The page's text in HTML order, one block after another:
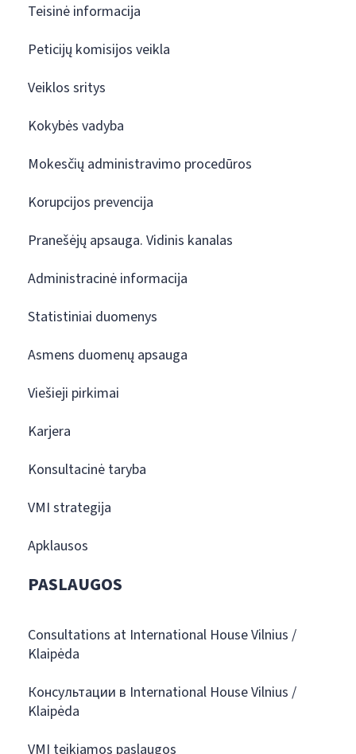
Teisinė informacija
Peticijų komisijos veikla
Veiklos sritys
Kokybės vadyba
Mokesčių administravimo procedūros
Korupcijos prevencija
Pranešėjų apsauga. Vidinis kanalas
Administracinė informacija
Statistiniai duomenys
Asmens duomenų apsauga
Viešieji pirkimai
Karjera
Konsultacinė taryba
VMI strategija
Apklausos
PASLAUGOS
Consultations at International House Vilnius /
Klaipėda
Консультации в International House Vilnius /
Klaipėda
VMI teikiamos paslaugos